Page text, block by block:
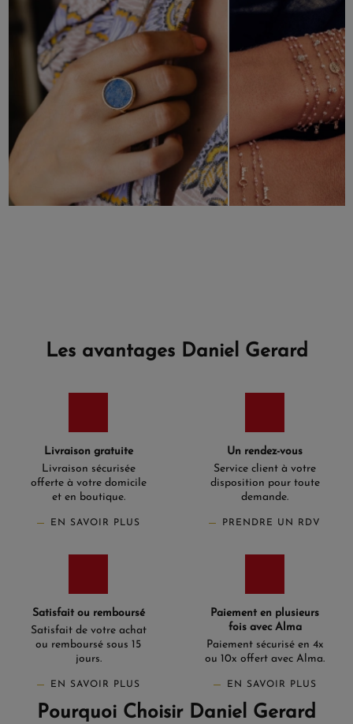
Les avantages Daniel Gerard
Livraison gratuite
Livraison sécurisée
offerte à votre domicile
et en boutique.
EN SAVOIR PLUS
Un rendez-vous
Service client à votre
disposition pour toute
demande.
PRENDRE UN RDV
Satisfait ou remboursé
Satisfait de votre achat
ou remboursé sous 15
jours.
EN SAVOIR PLUS
Paiement en plusieurs
fois avec Alma
Paiement sécurisé en 4x
ou 10x offert avec Alma.
EN SAVOIR PLUS
Pourquoi Choisir Daniel Gerard